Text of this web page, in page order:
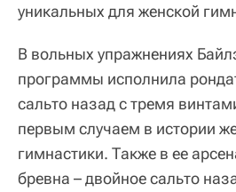
уникальных для женской
В вольных упражнениях
программы исполнила
сальто назад с тремя
первым случаем в истории
гимнастики. Также в ее
бревна – двойное сальто